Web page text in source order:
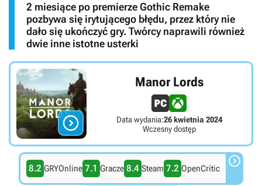
2 miesiące po premierze Gothic Remake
pozbywa się irytującego błędu, przez który nie
dało się ukończyć gry. Twórcy naprawili również
dwie inne istotne usterki

Manor Lords
Data wydania:26 kwietnia 2024
Wczesny dostęp
8.2 GRYOnline 7.1 Gracze 8.4 Steam 7.2 OpenCritic 